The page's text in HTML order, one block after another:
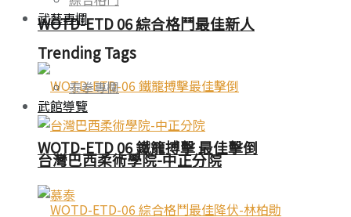
WOTD-ETD 06 綜合格鬥最佳新人
WOTD-ETD 06 鐵籠搏擊 最佳擊倒
武藝專欄
Trending Tags
泰拳專欄
武館導覽
台灣巴西柔術學院-中正分院